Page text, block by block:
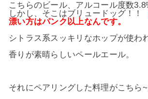
こちらのビール、アルコール度数
しかし、そこはブリュードッグ！
漂い方はパンク以上なんです。
シトラス系スッキリなホップが使わ
香りが素晴らしいペールエール。
それにペアリングした料理がこちら